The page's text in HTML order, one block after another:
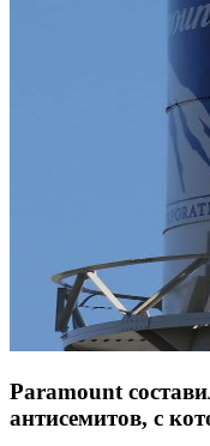
Paramount
антисемитов, с